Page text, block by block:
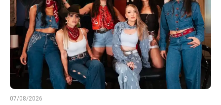
07/08/2026